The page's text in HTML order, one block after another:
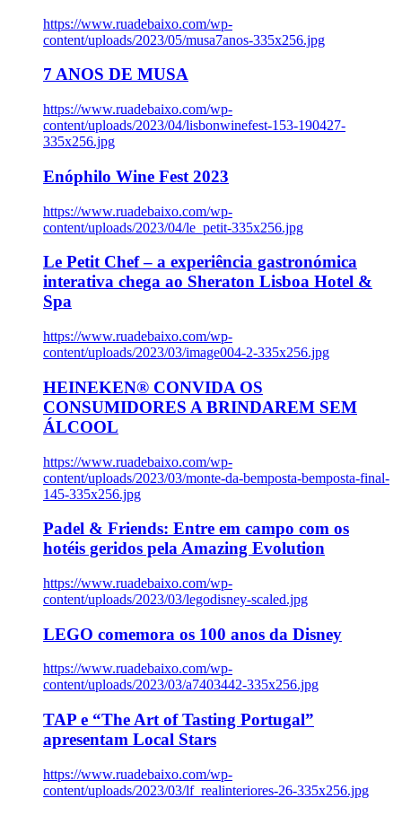
https://www.ruadebaixo.com/wp-
content/uploads/2023/05/musa7anos-335x256.jpg
7 ANOS DE MUSA
https://www.ruadebaixo.com/wp-
content/uploads/2023/04/lisbonwinefest-153-190427-
335x256.jpg
Enóphilo Wine Fest 2023
https://www.ruadebaixo.com/wp-
content/uploads/2023/04/le_petit-335x256.jpg
Le Petit Chef – a experiência gastronómica
interativa chega ao Sheraton Lisboa Hotel &
Spa
https://www.ruadebaixo.com/wp-
content/uploads/2023/03/image004-2-335x256.jpg
HEINEKEN® CONVIDA OS
CONSUMIDORES A BRINDAREM SEM
ÁLCOOL
https://www.ruadebaixo.com/wp-
content/uploads/2023/03/monte-da-bemposta-bemposta-final-
145-335x256.jpg
Padel & Friends: Entre em campo com os
hotéis geridos pela Amazing Evolution
https://www.ruadebaixo.com/wp-
content/uploads/2023/03/legodisney-scaled.jpg
LEGO comemora os 100 anos da Disney
https://www.ruadebaixo.com/wp-
content/uploads/2023/03/a7403442-335x256.jpg
TAP e “The Art of Tasting Portugal”
apresentam Local Stars
https://www.ruadebaixo.com/wp-
content/uploads/2023/03/lf_realinteriores-26-335x256.jpg